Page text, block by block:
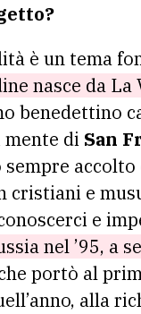
è un tema
nasce da La
benedettino
mente di San
cristiani e
e
nel ’95, a
portò al
alla